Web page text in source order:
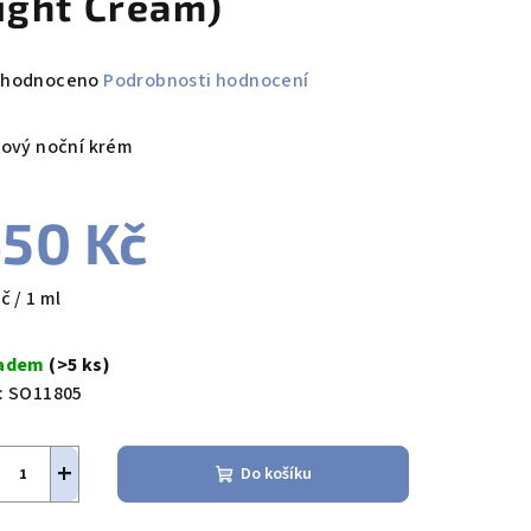
Podrobnosti hodnocení
noční krém
Kč
/ 1 ml
(>5 ks)
SO11805
+ Do košíku